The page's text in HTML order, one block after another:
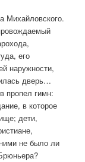
Михайловского.
его
наружности,
дверь…
пропел гимн:
в которое
дети,
не было ли